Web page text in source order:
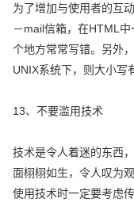
为了增加与使用者的互
－mail信箱，在HTML
个地方常常写错。另外
UNIX系统下，则大小写
13、不要滥用技术
技术是令人着迷的东西
面栩栩如生，令人叹为
使用技术时一定要考虑